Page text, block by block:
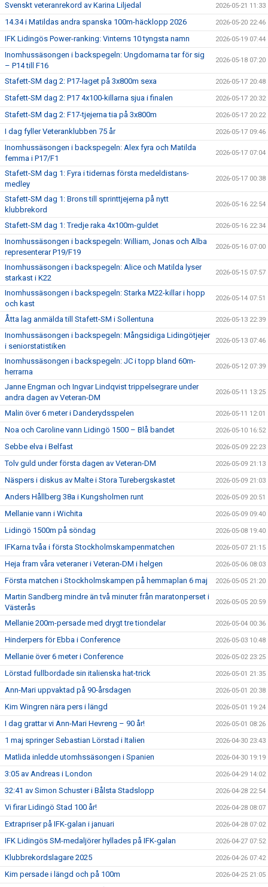
Svenskt veteranrekord av Karina Liljedal 2026-05-21 11:33
14.34 i Matildas andra spanska 100m-häcklopp 2026 2026-05-20 22:46
IFK Lidingös Power-ranking: Vinterns 10 tyngsta namn 2026-05-19 07:44
Inomhussäsongen i backspegeln: Ungdomarna tar för sig
– P14 till F16
2026-05-18 07:20
Stafett-SM dag 2: P17-laget på 3x800m sexa 2026-05-17 20:48
Stafett-SM dag 2: P17 4x100-killarna sjua i finalen 2026-05-17 20:32
Stafett-SM dag 2: F17-tjejerna tia på 3x800m 2026-05-17 20:22
I dag fyller Veteranklubben 75 år 2026-05-17 09:46
Inomhussäsongen i backspegeln: Alex fyra och Matilda
femma i P17/F1
2026-05-17 07:04
Stafett-SM dag 1: Fyra i tidernas första medeldistans-
medley
2026-05-17 00:38
Stafett-SM dag 1: Brons till sprinttjejerna på nytt
klubbrekord
2026-05-16 22:54
Stafett-SM dag 1: Tredje raka 4x100m-guldet 2026-05-16 22:34
Inomhussäsongen i backspegeln: William, Jonas och Alba
representerar P19/F19
2026-05-16 07:00
Inomhussäsongen i backspegeln: Alice och Matilda lyser
starkast i K22
2026-05-15 07:57
Inomhussäsongen i backspegeln: Starka M22-killar i hopp
och kast
2026-05-14 07:51
Åtta lag anmälda till Stafett-SM i Sollentuna 2026-05-13 22:39
Inomhussäsongen i backspegeln: Mångsidiga Lidingötjejer
i seniorstatistiken
2026-05-13 07:46
Inomhussäsongen i backspegeln: JC i topp bland 60m-
herrarna
2026-05-12 07:39
Janne Engman och Ingvar Lindqvist trippelsegrare under
andra dagen av Veteran-DM
2026-05-11 13:25
Malin över 6 meter i Danderydsspelen 2026-05-11 12:01
Noa och Caroline vann Lidingö 1500 – Blå bandet 2026-05-10 16:52
Sebbe elva i Belfast 2026-05-09 22:23
Tolv guld under första dagen av Veteran-DM 2026-05-09 21:13
Näspers i diskus av Malte i Stora Turebergskastet 2026-05-09 21:03
Anders Hållberg 38a i Kungsholmen runt 2026-05-09 20:51
Mellanie vann i Wichita 2026-05-09 09:40
Lidingö 1500m på söndag 2026-05-08 19:40
IFKarna tvåa i första Stockholmskampenmatchen 2026-05-07 21:15
Heja fram våra veteraner i Veteran-DM i helgen 2026-05-06 08:03
Första matchen i Stockholmskampen på hemmaplan 6 maj 2026-05-05 21:20
Martin Sandberg mindre än två minuter från maratonperset i
Västerås
2026-05-05 20:59
Mellanie 200m-persade med drygt tre tiondelar 2026-05-04 00:36
Hinderpers för Ebba i Conference 2026-05-03 10:48
Mellanie över 6 meter i Conference 2026-05-02 23:25
Lörstad fullbordade sin italienska hat-trick 2026-05-01 21:35
Ann-Mari uppvaktad på 90-årsdagen 2026-05-01 20:38
Kim Wingren nära pers i längd 2026-05-01 19:24
I dag grattar vi Ann-Mari Hevreng – 90 år! 2026-05-01 08:26
1 maj springer Sebastian Lörstad i Italien 2026-04-30 23:43
Matlida inledde utomhssäsongen i Spanien 2026-04-30 19:19
3:05 av Andreas i London 2026-04-29 14:02
32:41 av Simon Schuster i Bålsta Stadslopp 2026-04-28 22:54
Vi firar Lidingö Stad 100 år! 2026-04-28 08:07
Extrapriser på IFK-galan i januari 2026-04-28 07:02
IFK Lidingös SM-medaljörer hyllades på IFK-galan 2026-04-27 07:52
Klubbrekordslagare 2025 2026-04-26 07:42
Kim persade i längd och på 100m 2026-04-25 21:05